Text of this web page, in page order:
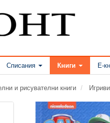
Списания Книги Е-
и рисувателни книги